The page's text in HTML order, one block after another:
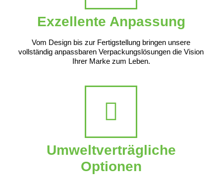
Exzellente Anpassung
Vom Design bis zur Fertigstellung bringen unsere
vollständig anpassbaren Verpackungslösungen die Vision
Ihrer Marke zum Leben.
Umweltverträgliche
Optionen